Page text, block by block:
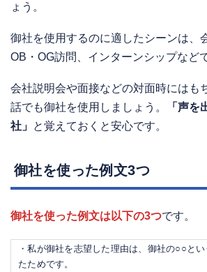
ょう。
御社を使用するのに適したシーンは、
OB・OG訪問、インターンシップなど
会社説明会や面接などの対面時にはも
話でも御社を使用しましょう。
「声を
社」 と覚えておくと安心です。
御社を使った例文3つ
御社を使った例文は以下の3つです。
・私が御社を志望した理由は、御社の○○と
たためです。